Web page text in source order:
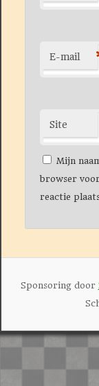
E-mail
Site
Mijn
browser
reactie
Sponsoring door